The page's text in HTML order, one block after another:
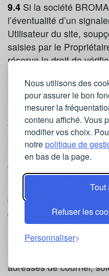
Nous utilisons des
pour assurer le bon
mesurer la
contenu affiché. Vous
modifier vos choix.
notrepolitique de
en bas de la page.
Tout
Refuser les
Personnaliser
9.4 Si la société
l’éventualité d’un
Utilisateur du site,
saisies par le
réserve le droit de
et demander la preuve
propriété et/ou leur
échéant, le Propriétaire
meilleurs délais à la
tous les cas, dans le
preuve sollicitée. Le
refus de se conformer à
constitue une violation
Générales de Vente.
9.5
La société
dispositions de la loi du
l’informatique, aux
Propriétaire accepte
adresses de courriel,